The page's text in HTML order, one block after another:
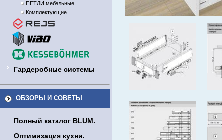
ПЕТЛИ мебельные
Комплектующие
Гардеробные системы
ОБЗОРЫ И СОВЕТЫ
Полный каталог BLUM.
Оптимизация кухни.